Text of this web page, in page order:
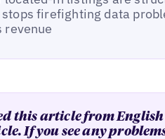
firefighting data
revenue
this article from
If you see any